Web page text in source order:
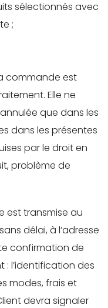
sélectionnés avec
;
commande est
Elle ne
que dans les
dans les présentes
par le droit en
problème de
est transmise au
délai, à l’adresse
confirmation de
l’identification des
modes, frais et
devra signaler